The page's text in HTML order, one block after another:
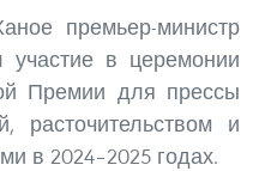
премьер-министр
в церемонии
Премии для прессы
расточительством и
в 2024–2025 годах.